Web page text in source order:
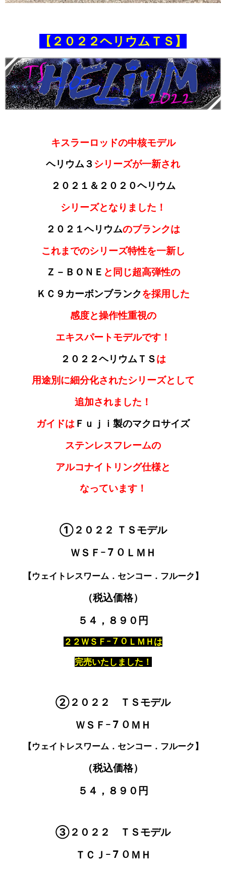
【２０２２ヘリウムＴＳ】
キスラーロッドの中核モデル
ヘリウム３ シリーズが一新され
２０２１＆２０２０ヘリウム
シリーズとなり ました！
２０２１ヘリウムのブランクは
これまでのシリーズ特性を一新し
Ｚ－ＢＯＮＥ と同じ超高弾性の
ＫＣ９カーボンブランクを採用した
感度と操作性重視の
エキスパートモデルです！
２０２２ヘリウムＴＳは
用途別に細分化されたシリーズとして
追加されました！
ガイドは Ｆｕｊｉ製のマクロサイズ
ステンレスフレームの
アルコナイトリング仕様と
なっています！
①２０２２ ＴＳモデル
ＷＳＦｰ７０ＬＭＨ
【ウェイトレスワーム．センコー．フルーク】
（税込価格）
５４，８９０円
２２ＷＳＦｰ７０ＬＭＨは
完売いたしました！
②２０２２ ＴＳモデル
ＷＳＦｰ７０ＭＨ
【ウェイトレスワーム．センコー．フルーク】
（税込価格）
５４，８９０円
③２０２２ ＴＳモデル
ＴＣＪｰ７０ＭＨ